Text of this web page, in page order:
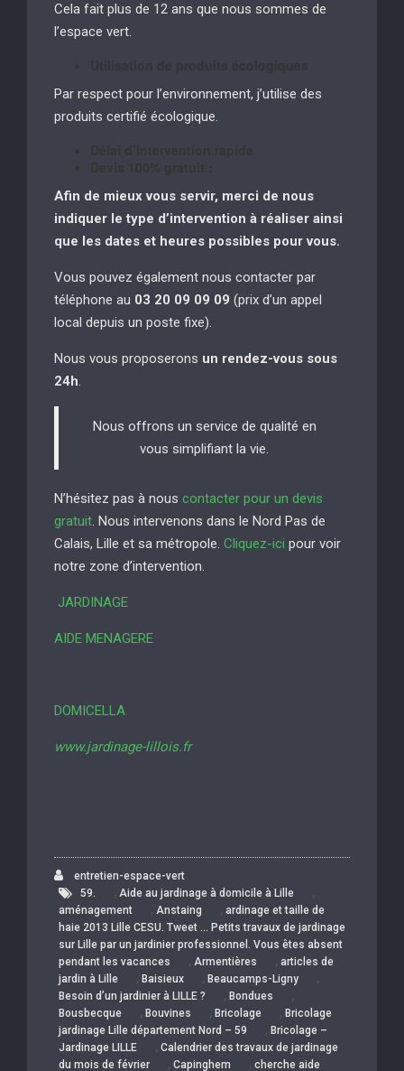
Cela fait plus de 12 ans que nous sommes de
l’espace vert.
Par respect pour l’environnement, j’utilise des
produits certifié écologique.
Afin de mieux vous servir, merci de nous
indiquer le type d’intervention à réaliser ainsi
que les dates et heures possibles pour vous.
Vous pouvez également nous contacter par
téléphone au 03 20 09 09 09 (prix d’un appel
local depuis un poste fixe).
Nous vous proposerons un rendez-vous sous
24h.
Nous offrons un service de qualité en
vous simplifiant la vie.
N’hésitez pas à nous contacter pour un devis
gratuit. Nous intervenons dans le Nord Pas de
Calais, Lille et sa métropole. Cliquez-ici pour voir
notre zone d’intervention.
JARDINAGE
AIDE MENAGERE
DOMICELLA
www.jardinage-lillois.fr
entretien-espace-vert
59.
, Aide au jardinage à domicile à Lille ,
aménagement , Anstaing , ardinage et taille de
haie 2013 Lille CESU. Tweet … Petits travaux de jardinage
sur Lille par un jardinier professionnel. Vous êtes absent
pendant les vacances
, Armentières , articles de
jardin à Lille
, Baisieux , Beaucamps-Ligny ,
Besoin d’un jardinier à LILLE ? , Bondues ,
Bousbecque , Bouvines , Bricolage , Bricolage
jardinage Lille département Nord – 59
, Bricolage –
Jardinage LILLE
, Calendrier des travaux de jardinage
du mois de février
, Capinghem , cherche aide